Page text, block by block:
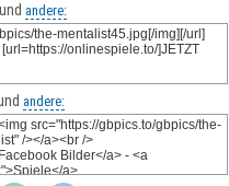
andere:
andere: